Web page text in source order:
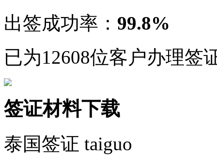
出签成功率： 99.8%
已为12608位客户办理签
签证材料下载
泰国签证 taiguo